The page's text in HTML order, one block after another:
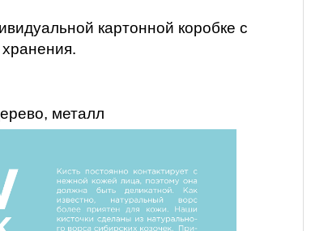
картонной коробке с
металл